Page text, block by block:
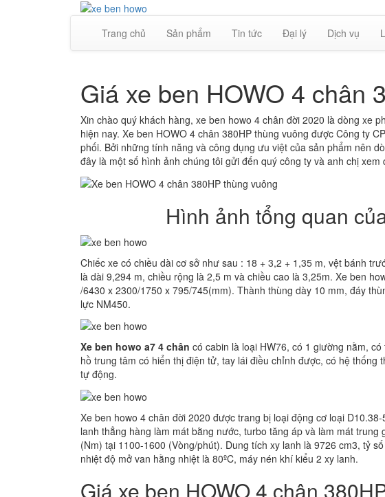
Trang chủ Sản phẩm Tin tức Đại lý Dịch vụ
Giá xe ben HOWO 4 chân
Xin chào quý khách hàng, xe ben howo 4 chân đời 2020 là dòng xe
hiện nay. Xe ben HOWO 4 chân 380HP thùng vuông được Công ty
phối. Bởi những tính năng và công dụng ưu việt của sản phẩm nên
đây là một số hình ảnh chúng tôi gửi đến quý công ty và anh chị xem
Hình ảnh tổng quan
Chiếc xe có chiều dài cơ sở như sau : 18 + 3,2 + 1,35 m, vệt bánh
là dài 9,294 m, chiều rộng là 2,5 m và chiều cao là 3,25m. Xe ben
/6430 x 2300/1750 x 795/745(mm). Thành thùng dày 10 mm, đáy
lực NM450.
Xe ben howo a7 4 chân có cabin là loại HW76, có 1 giường nằm,
hồ trung tâm có hiển thị điện tử, tay lái điều chỉnh được, có hệ
tự động.
Xe ben howo 4 chân đời 2020 được trang bị loại động cơ loại
lanh thẳng hàng làm mát bằng nước, turbo tăng áp và làm mát
(Nm) tại 1100-1600 (Vòng/phút). Dung tích xy lanh là 9726 cm3, tỷ
nhiệt độ mở van hằng nhiệt là 80ºC, máy nén khí kiểu 2 xy lanh.
Giá xe ben HOWO 4 chân